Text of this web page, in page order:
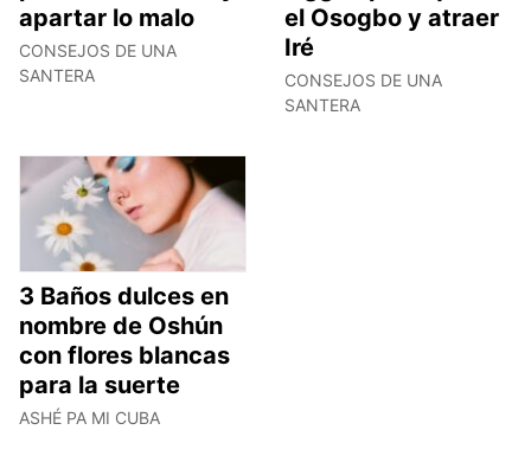
apartar lo malo
CONSEJOS DE UNA
SANTERA
el Osogbo y atraer
Iré
CONSEJOS DE UNA
SANTERA
3 Baños dulces en
nombre de Oshún
con flores blancas
para la suerte
ASHÉ PA MI CUBA